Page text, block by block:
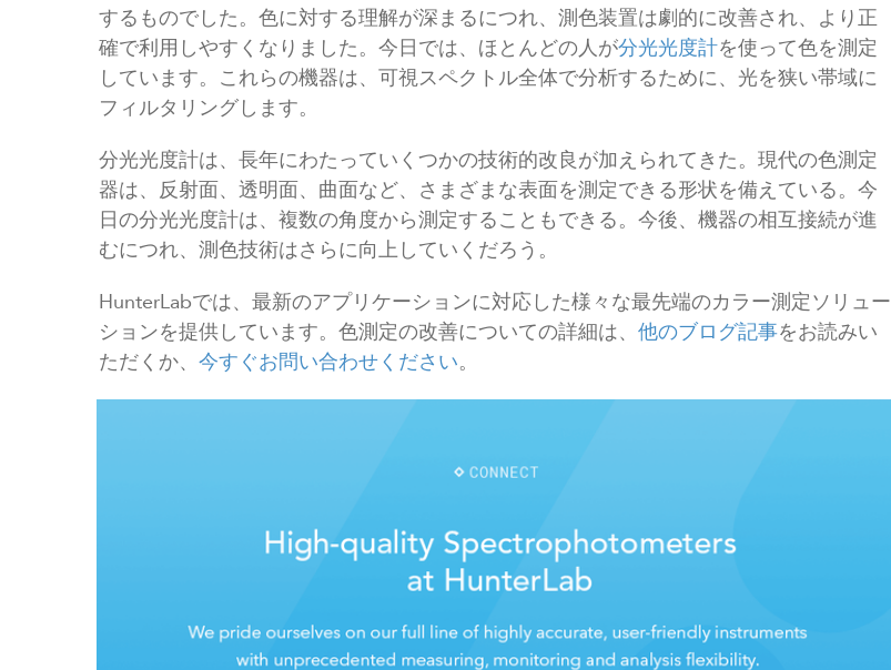
するものでした。色に対する理解が深まるにつれ、測色装置は劇的に改善され、より正
確で利用しやすくなりました。今日では、ほとんどの人が分光光度計を使って色を測定
しています。これらの機器は、可視スペクトル全体で分析するために、光を狭い帯域に
フィルタリングします。
分光光度計は、長年にわたっていくつかの技術的改良が加えられてきた。現代の色測定
器は、反射面、透明面、曲面など、さまざまな表面を測定できる形状を備えている。今
日の分光光度計は、複数の角度から測定することもできる。今後、機器の相互接続が進
むにつれ、測色技術はさらに向上していくだろう。
HunterLabでは、最新のアプリケーションに対応した様々な最先端のカラー測定ソリュー
ションを提供しています。色測定の改善についての詳細は、 他のブログ記事をお読みい
ただくか、 今すぐお問い合わせください。